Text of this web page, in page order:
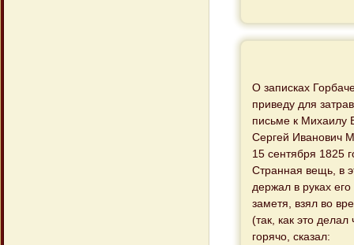
О записках
приведу для
письме к Михаилу
Сергей Иванович
15 сентября 1825
Странная вещь, в
держал в руках
заметя, взял во
(так, как это
горячо, сказал: